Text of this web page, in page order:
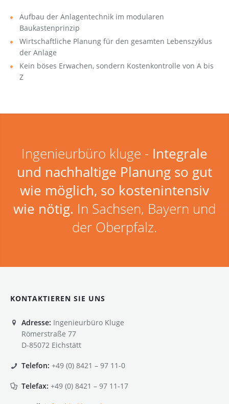
Aufbau der Anlagentechnik im modularen
Baukastenprinzip
Wirtschaftliche Planung für den gesamten Lebenszyklus
der Anlage
Kein böses Erwachen, sondern Kostenkontrolle von A bis
Z
Ingenieurbüro kluge - Integrale
und nachhaltige Planung so gut
wie möglich, so kostenintensiv
wie nötig. In Sachsen, Bayern und
der Oberpfalz.
KONTAKTIEREN SIE UNS
Adresse: Ingenieurbüro Kluge
Römerstraße 77
D-85072 Eichstätt
Telefon: +49 (0) 8421 – 97 11-0
Telefax: +49 (0) 8421 – 97 11-17